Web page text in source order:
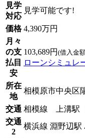
見学
対応
見学可能です!
価格 4,390万円
月々
の支
払目
安
103,689円 (借入金
ローンシミュレ
所在
地
相模原市中央区
交通 相模線 上溝駅
交通
2
横浜線 淵野辺駅